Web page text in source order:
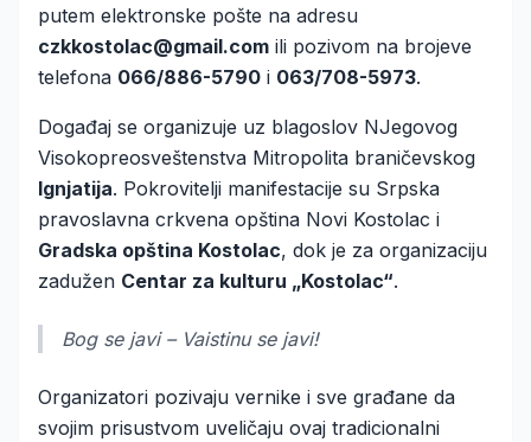
putem elektronske pošte na adresu
czkkostolac@gmail.com ili pozivom na brojeve
telefona 066/886-5790 i 063/708-5973.
Događaj se organizuje uz blagoslov NJegovog
Visokopreosveštenstva Mitropolita braničevskog
Ignjatija. Pokrovitelji manifestacije su Srpska
pravoslavna crkvena opština Novi Kostolac i
Gradska opština Kostolac, dok je za organizaciju
zadužen Centar za kulturu „Kostolac“.
Bog se javi – Vaistinu se javi!
Organizatori pozivaju vernike i sve građane da
svojim prisustvom uveličaju ovaj tradicionalni